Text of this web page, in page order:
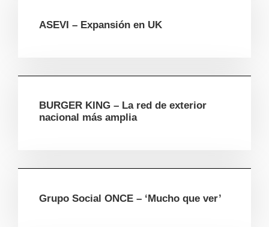
ASEVI – Expansión en UK
BURGER KING – La red de exterior
nacional más amplia
Grupo Social ONCE – ‘Mucho que ver’